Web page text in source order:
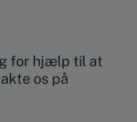
for hjælp til at
os på